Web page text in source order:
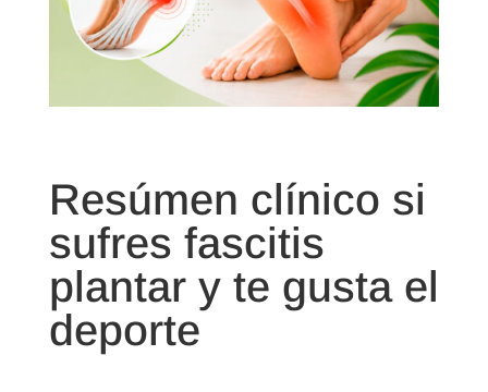
Resúmen clínico si
sufres fascitis
plantar y te gusta el
deporte